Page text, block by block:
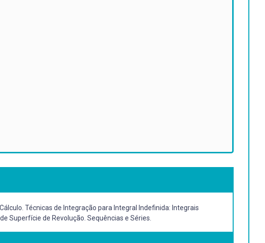
Técnicas de Integração para Integral Indefinida: Integrais
Superfície de Revolução. Sequências e Séries.